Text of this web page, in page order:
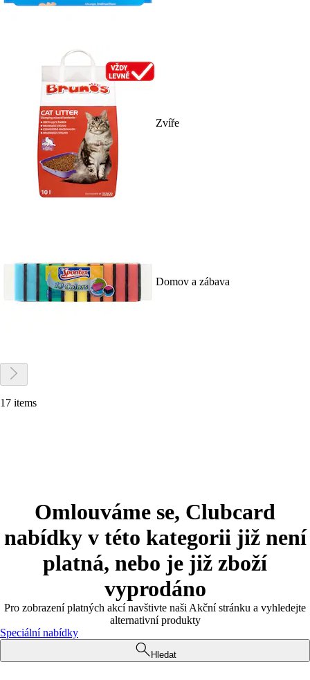
Zvíře
Domov a zábava
17 items
Omlouváme se, Clubcard
nabídky v této kategorii již není
platná, nebo je již zboží
vyprodáno
Pro zobrazení platných akcí navštivte naši Akční stránku a vyhledejte
alternativní produkty
Speciální nabídky
Hledat